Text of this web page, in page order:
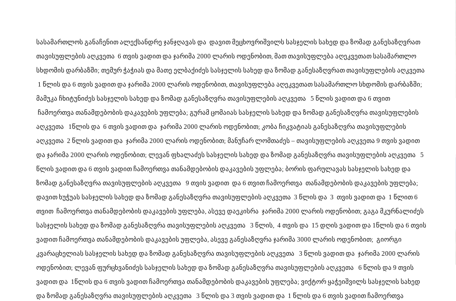
სასამართლოს განაჩენით ალექსანდრე ჯანჯღავას და დავით მეცხოვრიშვილს სასჯელის სახედ და ზომად განესაზღვრათ
თავისუფლების აღკვეთა 6 თვის ვადით და ჯარიმა 2000 ლარის ოდენობით, მათ თავისუფლება აღეკვეთათ სასამართლო
სხდომის დარბაზში; თემურ ჭაჭიას და მათე ელბაქიძეს სასჯელის სახედ და ზომად განესაზღვრათ თავისუფლების აღკვეთა
1 წლის და 6 თვის ვადით და ჯარიმა 2000 ლარის ოდენობით, თავისუფლება აღეკვეთათ სასამართლო სხდომის დარბაზში;
მამუკა ჩხიტუნიძეს სასჯელის სახედ და ზომად განესაზღვრა თავისუფლების აღკვეთა 5 წლის ვადით და 6 თვით
ჩამოერთვა თანამდებობის დაკავების უფლება; გურამ ცომაიას სასჯელის სახედ და ზომად განესაზღვრა თავისუფლების
აღკვეთა 1წლის და 6 თვის ვადით და ჯარიმა 2000 ლარის ოდენობით; კობა ჩიკვატიას განესაზღვრა თავისუფლების
აღკვეთა 2 წლის ვადით და ჯარიმა 2000 ლარის ოდენობით; მანუჩარ ლომთაძეს – თავისუფლების აღკვეთა 9 თვის ვადით
და ჯარიმა 2000 ლარის ოდენობით; ლევან ფხალაძეს სასჯელის სახედ და ზომად განესაზღვრა თავისუფლების აღკვეთა 5
წლის ვადით და 6 თვის ვადით ჩამოერთვა თანამდებობის დაკავების უფლება; ბორის ფარულავას სასჯელის სახედ და
ზომად განესაზღვრა თავისუფლების აღკვეთა 9 თვის ვადით და 6 თვით ჩამოერთვა თანამდებობის დაკავების უფლება;
დავით ხუჭუას სასჯელის სახედ და ზომად განესაზღვრა თავისუფლების აღკვეთა 3 წლის და 3 თვის ვადით და 1 წლით 6
თვით ჩამოერთვა თანამდებობის დაკავების უფლება, ასევე დაეკისრა ჯარიმა 2000 ლარის ოდენობით; გაგა მკურნალიძეს
სასჯელის სახედ და ზომად განესაზღვრა თავისუფლების აღკვეთა 3 წლის, 4 თვის და 15 დღის ვადით და 1წლის და 6 თვის
ვადით ჩამოერთვა თანამდებობის დაკავების უფლება, ასევე განესაზღვრა ჯარიმა 3000 ლარის ოდენობით; გიორგი
კვარაცხელიას სასჯელის სახედ და ზომად განესაზღვრა თავისუფლების აღკვეთა 3 წლის ვადით და ჯარიმა 2000 ლარის
ოდენობით; ლევან ფურცხვანიძეს სასჯელის სახედ და ზომად განესაზღვრა თავისუფლების აღკვეთა 6 წლის და 9 თვის
ვადით და 1წლის და 6 თვის ვადით ჩამოერთვა თანამდებობის დაკავების უფლება; ვიქტორ ყაჭეიშვილს სასჯელის სახედ
და ზომად განესაზღვრა თავისუფლების აღკვეთა 3 წლის და 3 თვის ვადით და 1 წლის და 6 თვის ვადით ჩამოერთვა